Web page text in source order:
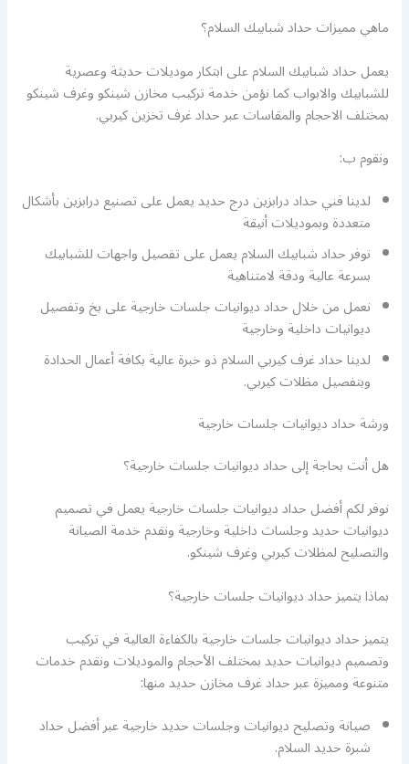
ماهي مميزات حداد شبابيك السلام؟
يعمل حداد شبابيك السلام على ابتكار موديلات حديثة وعصرية
للشبابيك والابواب كما نؤمن خدمة تركيب مخازن شينكو وغرف شينكو
بمختلف الاحجام والمقاسات عبر حداد غرف تخزين كيربي.
ونقوم ب:
لدينا فني حداد درابزين درج حديد يعمل على تصنيع درابزين بأشكال
متعددة وبموديلات أنيقة
نوفر حداد شبابيك السلام يعمل على تفصيل واجهات للشبابيك
بسرعة عالية ودقة لامتناهية
نعمل من خلال حداد ديوانيات جلسات خارجية على بخ وتفصيل
ديوانيات داخلية وخارجية
لدينا حداد غرف كيربي السلام ذو خبرة عالية بكافة أعمال الحدادة
وبتفصيل مظلات كيربي.
ورشة حداد ديوانيات جلسات خارجية
هل أنت بحاجة إلى حداد ديوانيات جلسات خارجية؟
نوفر لكم أفضل حداد ديوانيات جلسات خارجية يعمل في تصميم
ديوانيات حديد وجلسات داخلية وخارجية ونقدم خدمة الصيانة
والتصليح لمظلات كيربي وغرف شينكو.
بماذا يتميز حداد ديوانيات جلسات خارجية؟
يتميز حداد ديوانيات جلسات خارجية بالكفاءة العالية في تركيب
وتصميم ديوانيات حديد بمختلف الأحجام والموديلات ونقدم خدمات
متنوعة ومميزة عبر حداد غرف مخازن حديد منها:
صيانة وتصليح ديوانيات وجلسات حديد خارجية عبر أفضل حداد
شبرة حديد السلام.